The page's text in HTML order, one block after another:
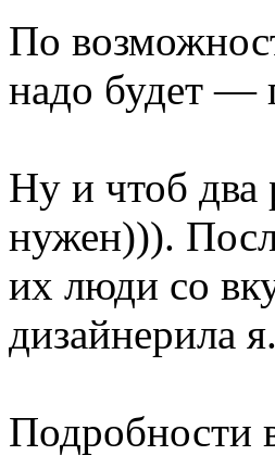
По
надо будет —
Ну и чтоб два
нужен))).
их люди со
дизайнерила
Подробности